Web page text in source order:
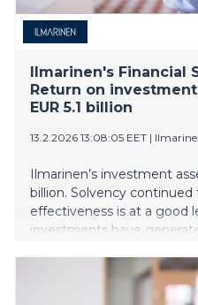
Ilmarinen's Financial
Return on
EUR 5.1 billion
13.2.2026 13:08:05 EET |
Ilmarinen’s investment
billion. Solvency
effectiveness is at a good
investments have
investments are in Finland.